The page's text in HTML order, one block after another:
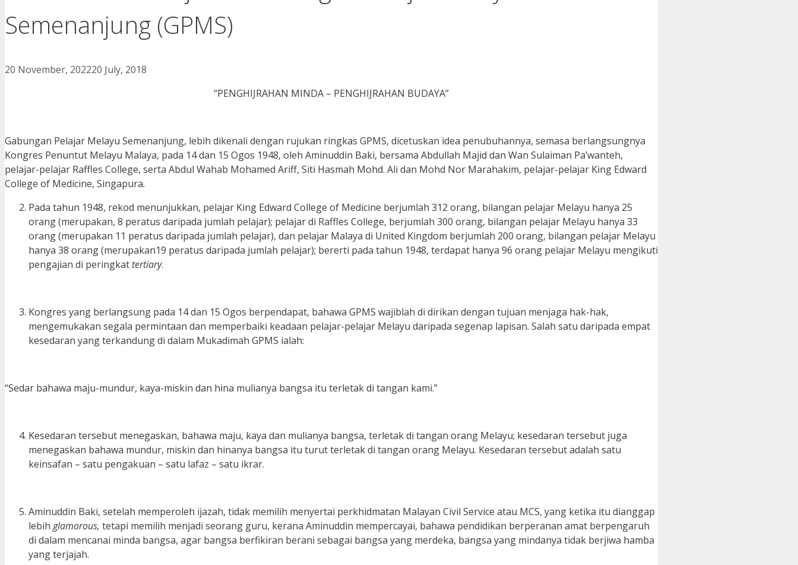
Semenanjung (GPMS)
20 November, 202220 July, 2018
“PENGHIJRAHAN MINDA – PENGHIJRAHAN BUDAYA”
Gabungan Pelajar Melayu Semenanjung, lebih dikenali dengan rujukan ringkas GPMS, dicetuskan idea penubuhannya, semasa berlangsungnya
Kongres Penuntut Melayu Malaya, pada 14 dan 15 Ogos 1948, oleh Aminuddin Baki, bersama Abdullah Majid dan Wan Sulaiman Pa’wanteh,
pelajar-pelajar Raffles College, serta Abdul Wahab Mohamed Ariff, Siti Hasmah Mohd. Ali dan Mohd Nor Marahakim, pelajar-pelajar King Edward
College of Medicine, Singapura.
Pada tahun 1948, rekod menunjukkan, pelajar King Edward College of Medicine berjumlah 312 orang, bilangan pelajar Melayu hanya 25
orang (merupakan, 8 peratus daripada jumlah pelajar); pelajar di Raffles College, berjumlah 300 orang, bilangan pelajar Melayu hanya 33
orang (merupakan 11 peratus daripada jumlah pelajar), dan pelajar Malaya di United Kingdom berjumlah 200 orang, bilangan pelajar Melayu
hanya 38 orang (merupakan19 peratus daripada jumlah pelajar); bererti pada tahun 1948, terdapat hanya 96 orang pelajar Melayu mengikuti
pengajian di peringkat tertiary.
Kongres yang berlangsung pada 14 dan 15 Ogos berpendapat, bahawa GPMS wajiblah di dirikan dengan tujuan menjaga hak-hak,
mengemukakan segala permintaan dan memperbaiki keadaan pelajar-pelajar Melayu daripada segenap lapisan. Salah satu daripada empat
kesedaran yang terkandung di dalam Mukadimah GPMS ialah:
“Sedar bahawa maju-mundur, kaya-miskin dan hina mulianya bangsa itu terletak di tangan kami.”
Kesedaran tersebut menegaskan, bahawa maju, kaya dan mulianya bangsa, terletak di tangan orang Melayu; kesedaran tersebut juga
menegaskan bahawa mundur, miskin dan hinanya bangsa itu turut terletak di tangan orang Melayu. Kesedaran tersebut adalah satu
keinsafan – satu pengakuan – satu lafaz – satu ikrar.
Aminuddin Baki, setelah memperoleh ijazah, tidak memilih menyertai perkhidmatan Malayan Civil Service atau MCS, yang ketika itu dianggap
lebih glamorous, tetapi memilih menjadi seorang guru, kerana Aminuddin mempercayai, bahawa pendidikan berperanan amat berpengaruh
di dalam mencanai minda bangsa, agar bangsa berfikiran berani sebagai bangsa yang merdeka, bangsa yang mindanya tidak berjiwa hamba
yang terjajah.